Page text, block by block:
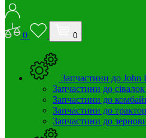
0 0
Запчастини до John
Запчастини до
Запчастини до
Запчастини до
Запчастини до